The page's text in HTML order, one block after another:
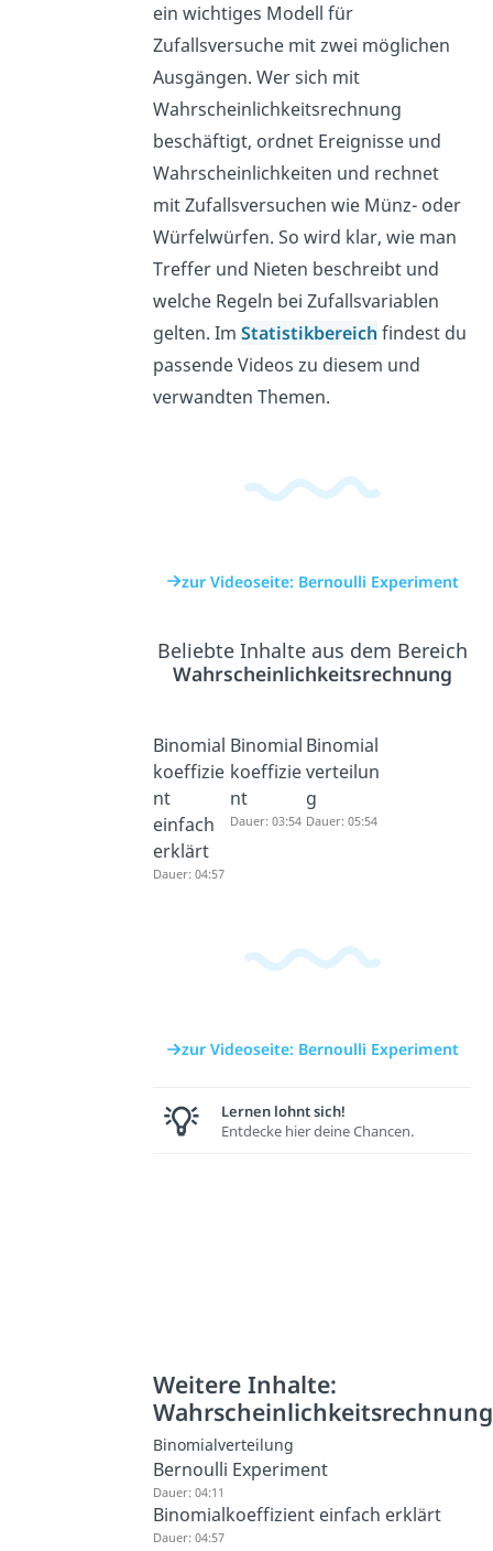
ein wichtiges Modell für
Zufallsversuche mit zwei möglichen
Ausgängen. Wer sich mit
Wahrscheinlichkeitsrechnung
beschäftigt, ordnet Ereignisse und
Wahrscheinlichkeiten und rechnet
mit Zufallsversuchen wie Münz- oder
Würfelwürfen. So wird klar, wie man
Treffer und Nieten beschreibt und
welche Regeln bei Zufallsvariablen
gelten. ImStatistikbereich findest du
passende Videos zu diesem und
verwandten Themen.
zur Videoseite: Bernoulli Experiment
Beliebte Inhalte aus dem Bereich
Wahrscheinlichkeitsrechnung
Binomial
koeffizie
nt
einfach
erklärt
Dauer: 04:57
Binomial
koeffizie
nt
Dauer: 03:54
Binomial
verteilun
g
Dauer: 05:54
zur Videoseite: Bernoulli Experiment
Lernen lohnt sich!
Entdecke hier deine Chancen.
Weitere Inhalte:
Wahrscheinlichkeitsrechnung
Binomialverteilung
Bernoulli Experiment
Dauer: 04:11
Binomialkoeffizient einfach erklärt
Dauer: 04:57